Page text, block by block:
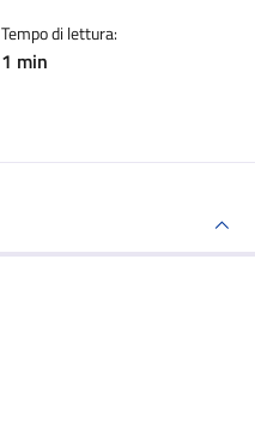
Tempo di lettura:
1 min